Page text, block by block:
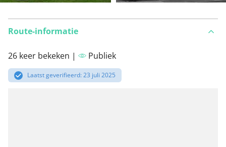
Route-informatie
26 keer bekeken | Publiek
Laatst geverifieerd: 23 juli 2025